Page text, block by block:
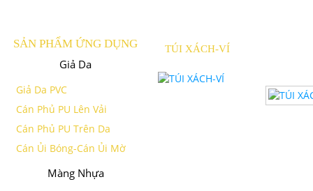
SẢN PHẨM ỨNG DỤNG
Giả Da
Giả Da PVC
Cán Phủ PU Lên Vải
Cán Phủ PU Trên Da
Cán Ủi Bóng-Cán Ủi Mờ
Màng Nhựa
TÚI XÁCH-VÍ